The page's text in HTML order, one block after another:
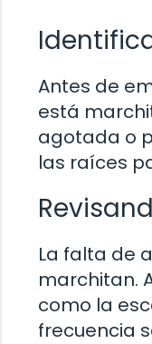
Antes de
está
agotada o
las raíces
La falta de
marchitan.
como la
frecuencia